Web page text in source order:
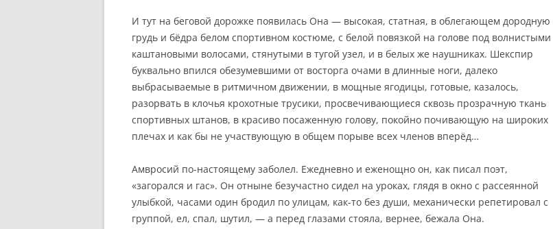
И тут на беговой дорожке появилась Она — высокая, статная, в облегающем дородную
грудь и бёдра белом спортивном костюме, с белой повязкой на голове под волнистыми
каштановыми волосами, стянутыми в тугой узел, и в белых же наушниках. Шекспир
буквально впился обезумевшими от восторга очами в длинные ноги, далеко
выбрасываемые в ритмичном движении, в мощные ягодицы, готовые, казалось,
разорвать в клочья крохотные трусики, просвечивающиеся сквозь прозрачную ткань
спортивных штанов, в красиво посаженную голову, покойно почивающую на широких
плечах и как бы не участвующую в общем порыве всех членов вперёд…
Амвросий по-настоящему заболел. Ежедневно и еженощно он, как писал поэт,
«загорался и гас». Он отныне безучастно сидел на уроках, глядя в окно с рассеянной
улыбкой, часами один бродил по улицам, как-то без души, механически репетировал с
группой, ел, спал, шутил, — а перед глазами стояла, вернее, бежала Она.